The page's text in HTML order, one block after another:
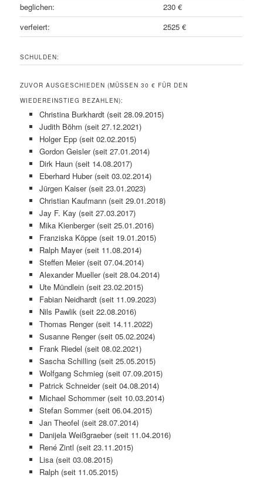
beglichen:
230 €
verfeiert:
2525 €
SCHULDEN:
ZUVOR AUSGESCHIEDEN (MÜSSEN 30 € FÜR DEN
WIEDEREINSTIEG BEZAHLEN):
Christina Burkhardt (seit 28.09.2015)
Judith Böhm (seit 27.12.2021)
Holger Epp (seit 02.02.2015)
Gordon Geisler (seit 27.01.2014)
Dirk Haun (seit 14.08.2017)
Eberhard Huber (seit 03.02.2014)
Jürgen Kaiser (seit 23.01.2023)
Christian Kaufmann (seit 29.01.2018)
Jay F. Kay (seit 27.03.2017)
Mika Kienberger (seit 25.01.2016)
Franziska Köppe (seit 19.01.2015)
Ralph Mayer (seit 11.08.2014)
Steffen Meier (seit 07.04.2014)
Alexander Mueller (seit 28.04.2014)
Ute Mündlein (seit 23.02.2015)
Fabian Neidhardt (seit 11.09.2023)
Nils Pawlik (seit 22.08.2016)
Thomas Renger (seit 14.11.2022)
Susanne Renger (seit 05.02.2024)
Frank Riedel (seit 08.02.2021)
Sascha Schilling (seit 25.05.2015)
Wolfgang Schmieg (seit 07.09.2015)
Patrick Schneider (seit 04.08.2014)
Michael Schommer (seit 10.03.2014)
Stefan Sommer (seit 06.04.2015)
Jan Theofel (seit 28.07.2014)
Danijela Weißgraeber (seit 11.04.2016)
René Zintl (seit 23.11.2015)
Lisa (seit 03.08.2015)
Ralph (seit 11.05.2015)